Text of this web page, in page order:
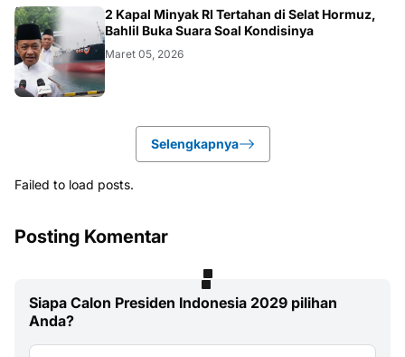
BISNIS
2 Kapal Minyak RI Tertahan di Selat Hormuz,
Bahlil Buka Suara Soal Kondisinya
Maret 05, 2026
Selengkapnya
Failed to load posts.
Posting Komentar
Siapa Calon Presiden Indonesia 2029 pilihan
Anda?